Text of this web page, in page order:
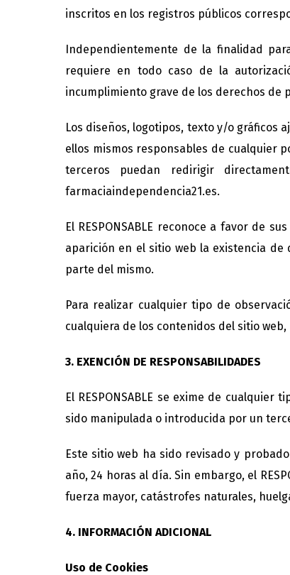
inscritos en los registros públicos
Independientemente de la finalidad
requiere en todo caso de la
incumplimiento grave de los derechos
Los diseños, logotipos, texto y/o gráficos
ellos mismos responsables de cualquier
terceros puedan redirigir
farmaciaindependencia21.es.
El RESPONSABLE reconoce a favor de
aparición en el sitio web la existencia
parte del mismo.
Para realizar cualquier tipo de
cualquiera de los contenidos del sitio
3. EXENCIÓN DE RESPONSABILIDADES
El RESPONSABLE se exime de
sido manipulada o introducida por un
Este sitio web ha sido revisado y
año, 24 horas al día. Sin embargo, el
fuerza mayor, catástrofes naturales,
4. INFORMACIÓN ADICIONAL
Uso de Cookies